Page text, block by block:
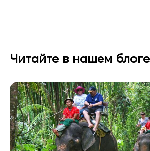
Читайте в нашем блоге